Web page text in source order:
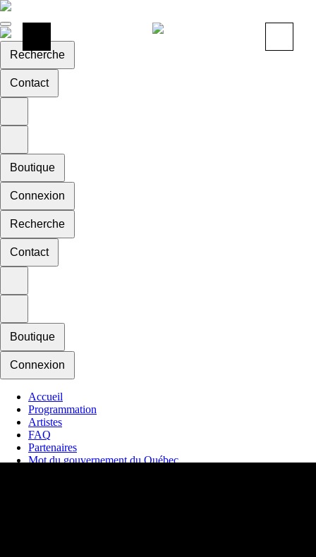
Recherche
Contact
Boutique
Connexion
Recherche
Contact
Boutique
Connexion
Accueil
Programmation
Artistes
FAQ
Partenaires
Mot du gouvernement du Québec